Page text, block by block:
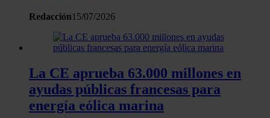
Redacción15/07/2026
La CE aprueba 63.000 millones en
ayudas públicas francesas para
energía eólica marina